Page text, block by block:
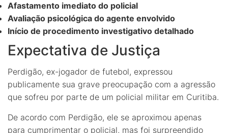
Afastamento imediato do policial
Avaliação psicológica do agente envolvido
Início de procedimento investigativo detalhado
Expectativa de Justiça
Perdigão, ex-jogador de futebol, expressou
publicamente sua grave preocupação com a agressão
que sofreu por parte de um policial militar em Curitiba.
De acordo com Perdigão, ele se aproximou apenas
para cumprimentar o policial, mas foi surpreendido